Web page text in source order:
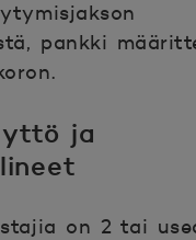
pankki
ja
on 2 tai